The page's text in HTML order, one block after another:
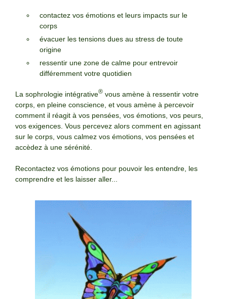
contactez vos émotions et leurs impacts sur le
corps
évacuer les tensions dues au stress de toute
origine
ressentir une zone de calme pour entrevoir
différemment votre quotidien
La sophrologie intégrative® vous amène à ressentir votre
corps, en pleine conscience, et vous amène à percevoir
comment il réagit à vos pensées, vos émotions, vos peurs,
vos exigences. Vous percevez alors comment en agissant
sur le corps, vous calmez vos émotions, vos pensées et
accèdez à une sérénité.
Recontactez vos émotions pour pouvoir les entendre, les
comprendre et les laisser aller...